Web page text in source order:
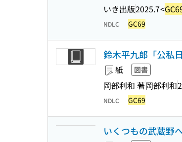
いき出版2025.7<
NDLC GC69
鈴木平九郎「公私
紙 図書
岡部利和 著岡部利和
NDLC GC69
いくつもの武蔵野